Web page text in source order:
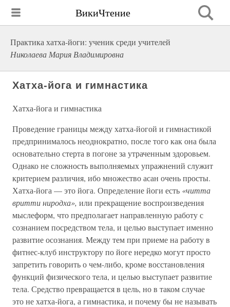
ВикиЧтение
Практика хатха-йоги: ученик среди учителей
Николаева Мария Владимировна
Хатха-йога и гимнастика
Хатха-йога и гимнастика
Проведение границы между хатха-йогой и гимнастикой
предпринималось неоднократно, после того как она была
основательно стерта в погоне за утраченным здоровьем.
Однако не сложность выполняемых упражнений служит
критерием различия, ибо множество асан очень просты.
Хатха-йога — это йога. Определение йоги есть «читта
вритти ниродха», или прекращение воспроизведения
мыслеформ, что предполагает направленную работу с
сознанием посредством тела, и целью выступает именно
развитие осознания. Между тем при приеме на работу в
фитнес-клуб инструктору по йоге нередко могут просто
запретить говорить о чем-либо, кроме восстановления
функций физического тела, и целью выступает развитие
тела. Средство превращается в цель, но в таком случае
это не хатха-йога, а гимнастика, и почему бы не называть